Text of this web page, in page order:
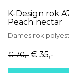
K-Design rok
Peach nectar
Dames rok
€ 70,- € 35,-